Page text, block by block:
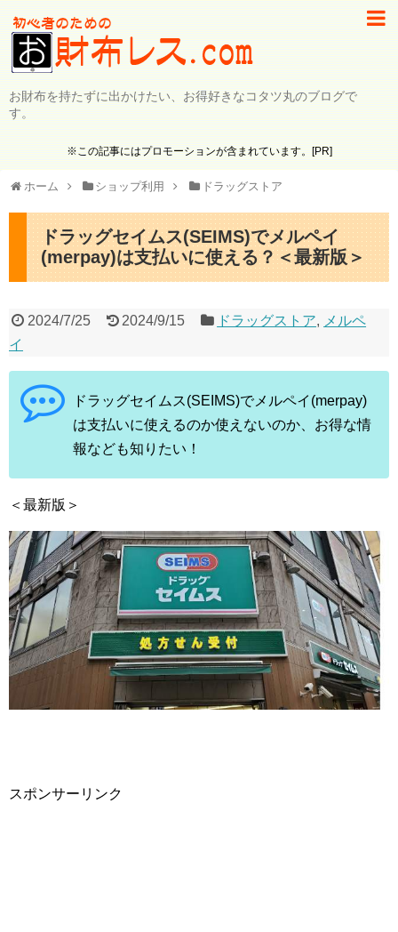
お財布を持たずに出かけたい、お得好きなコタツ丸のブログで
す。
※この記事にはプロモーションが含まれています。[PR]
ホーム ショップ利用 ドラッグストア
ドラッグセイムス(SEIMS)でメルペイ
(merpay)は支払いに使える？＜最新版＞
2024/7/25 2024/9/15 ドラッグストア, メルペ
イ
ドラッグセイムス(SEIMS)でメルペイ(merpay)
は支払いに使えるのか使えないのか、お得な情
報なども知りたい！
＜最新版＞
スポンサーリンク